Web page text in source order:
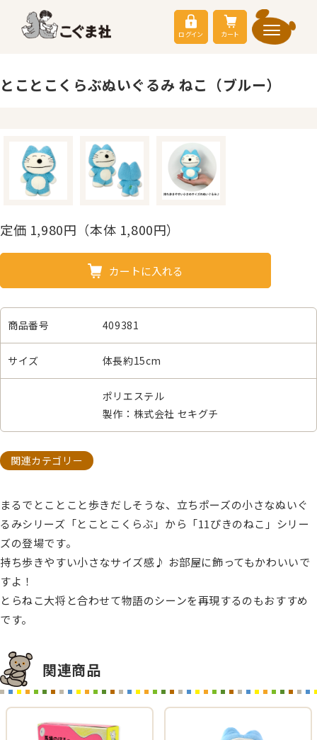
ログイン カート
とことこくらぶぬいぐるみ ねこ（ブルー）
定価 1,980円（本体 1,800円）
カートに入れる
商品番号 409381
サイズ 体長約15cm
ポリエステル
製作：株式会社 セキグチ
関連カテゴリー
まるでとことこと歩きだしそうな、立ちポーズの小さなぬいぐ
るみシリーズ「とことこくらぶ」から「11ぴきのねこ」シリー
ズの登場です。
持ち歩きやすい小さなサイズ感♪ お部屋に飾ってもかわいいで
すよ！
とらねこ大将と合わせて物語のシーンを再現するのもおすすめ
です。
関連商品